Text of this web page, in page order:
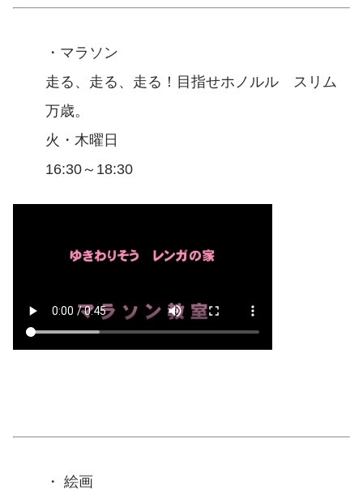
・マラソン
走る、走る、走る！目指せホノルル スリム
万歳。
火・木曜日
16:30～18:30
・ 絵画